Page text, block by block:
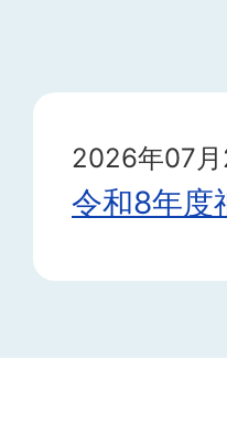
2026年07月
令和8年度